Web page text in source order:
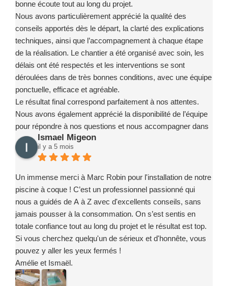
bonne écoute tout au long du projet.
Nous avons particulièrement apprécié la qualité des
conseils apportés dès le départ, la clarté des explications
techniques, ainsi que l’accompagnement à chaque étape
de la réalisation. Le chantier a été organisé avec soin, les
délais ont été respectés et les interventions se sont
déroulées dans de très bonnes conditions, avec une équipe
ponctuelle, efficace et agréable.
Le résultat final correspond parfaitement à nos attentes.
Nous avons également apprécié la disponibilité de l’équipe
pour répondre à nos questions et nous accompagner dans
la prise en main de notre installation.
Nous recommandons sans hésitation l’entreprise Marc
Robin Piscines à toute personne souhaitant réaliser un
projet de piscine en toute confiance. Merci encore à toute
l’équipe pour votre sérieux, votre implication et la qualité de
votre travail.
Ismael Migeon
il y a 5 mois
Un immense merci à Marc Robin pour l'installation de notre
piscine à coque ! C’est un professionnel passionné qui
nous a guidés de A à Z avec d'excellents conseils, sans
jamais pousser à la consommation. On s’est sentis en
totale confiance tout au long du projet et le résultat est top.
Si vous cherchez quelqu'un de sérieux et d'honnête, vous
pouvez y aller les yeux fermés !
Amélie et Ismaël.